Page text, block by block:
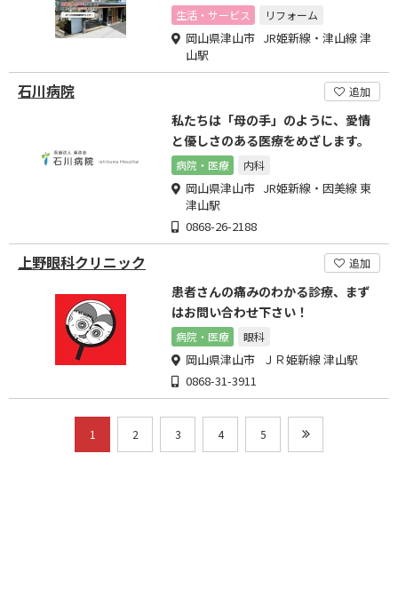
の住宅メーカーです
生活・サービス リフォーム
岡山県津山市 JR姫新線・津山線 津
山駅
石川病院 追加
私たちは「母の手」のように、愛情
と優しさのある医療をめざします。
病院・医療 内科
岡山県津山市 JR姫新線・因美線 東
津山駅
0868-26-2188
上野眼科クリニック 追加
患者さんの痛みのわかる診療、まず
はお問い合わせ下さい！
病院・医療 眼科
岡山県津山市 ＪＲ姫新線 津山駅
0868-31-3911
1 2 3 4 5